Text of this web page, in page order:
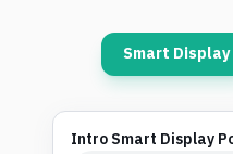
Smart Display
Intro Smart Display